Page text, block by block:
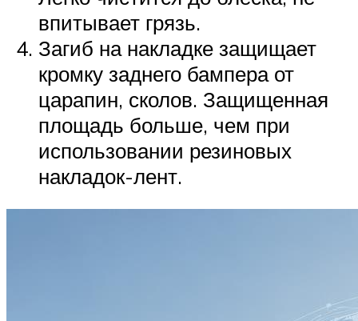
впитывает грязь.
Загиб на накладке защищает
кромку заднего бампера от
царапин, сколов. Защищенная
площадь больше, чем при
использовании резиновых
накладок-лент.